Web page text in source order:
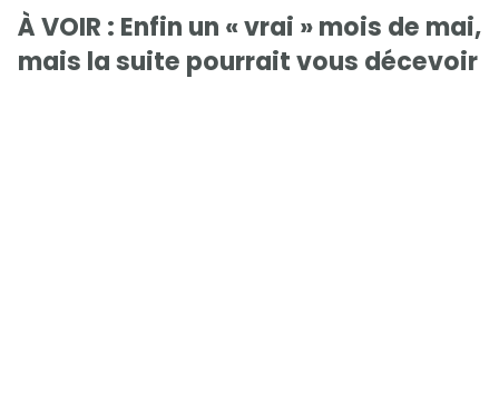
À VOIR : Enfin un « vrai » mois de mai,
mais la suite pourrait vous décevoir